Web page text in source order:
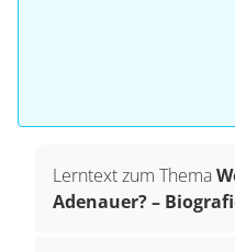
Lerntext zum Thema
Adenauer? –